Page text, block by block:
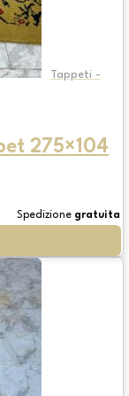
Tappeti -
275×104
Spedizione gratuita